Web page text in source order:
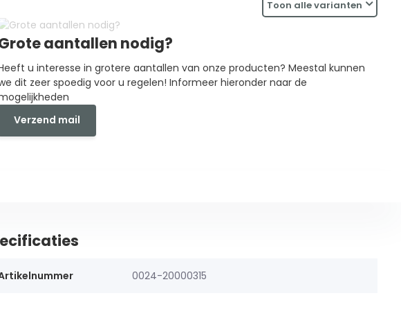
Toon alle varianten
aantallen nodig?
u interesse in grotere aantallen van onze producten? Meestal kunnen
dit zeer spoedig voor u regelen! Informeer hieronder naar de
Verzend mail
0024-20000315